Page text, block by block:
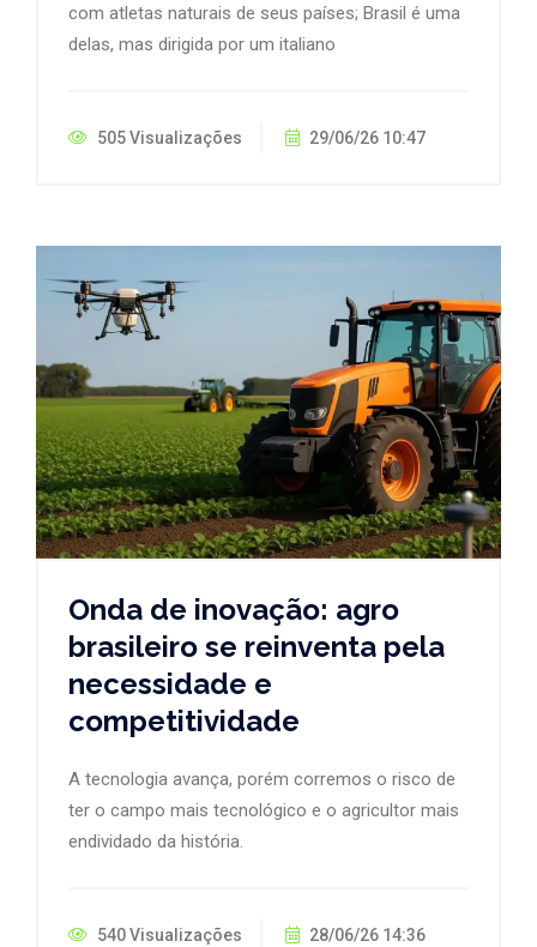
com atletas naturais de seus países; Brasil é uma
delas, mas dirigida por um italiano
505 Visualizações 29/06/26 10:47
Onda de inovação: agro
brasileiro se reinventa pela
necessidade e
competitividade
A tecnologia avança, porém corremos o risco de
ter o campo mais tecnológico e o agricultor mais
endividado da história.
540 Visualizações 28/06/26 14:36